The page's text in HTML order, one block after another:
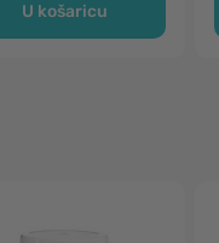
U košaricu